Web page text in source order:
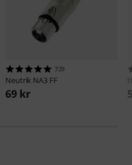
729
Neutrik NA3 FF
69 kr